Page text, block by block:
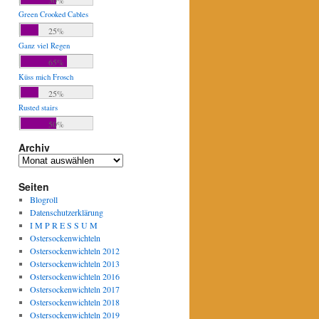
Green Crooked Cables
25%
Ganz viel Regen
65%
Küss mich Frosch
25%
Rusted stairs
50%
Archiv
Archiv
Seiten
Blogroll
Datenschutzerklärung
I M P R E S S U M
Ostersockenwichteln
Ostersockenwichteln 2012
Ostersockenwichteln 2013
Ostersockenwichteln 2016
Ostersockenwichteln 2017
Ostersockenwichteln 2018
Ostersockenwichteln 2019